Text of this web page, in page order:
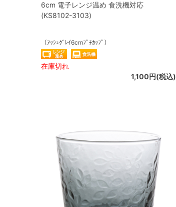
6cm 電子レンジ温め 食洗機対応
(KS8102-3103)
（ｱｯｼｭｸﾞﾚｲ6cmﾌﾟﾁｶｯﾌﾟ）
在庫切れ
1,100円(税込)